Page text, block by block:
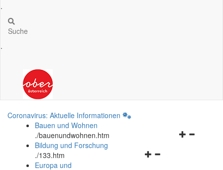
.
Suche
.
Coronavirus: Aktuelle Informationen
Bauen und Wohnen
./bauenundwohnen.htm
Navigationsmenü
Bildung und Forschung
./133.htm
Europa und